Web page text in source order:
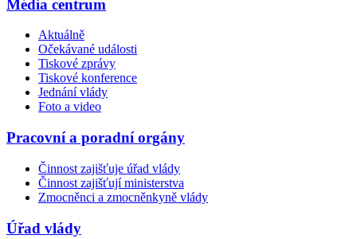
Média centrum
Aktuálně
Očekávané události
Tiskové zprávy
Tiskové konference
Jednání vlády
Foto a video
Pracovní a poradní orgány
Činnost zajišťuje úřad vlády
Činnost zajišťují ministerstva
Zmocněnci a zmocněnkyně vlády
Úřad vlády